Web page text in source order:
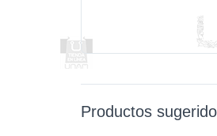
Productos